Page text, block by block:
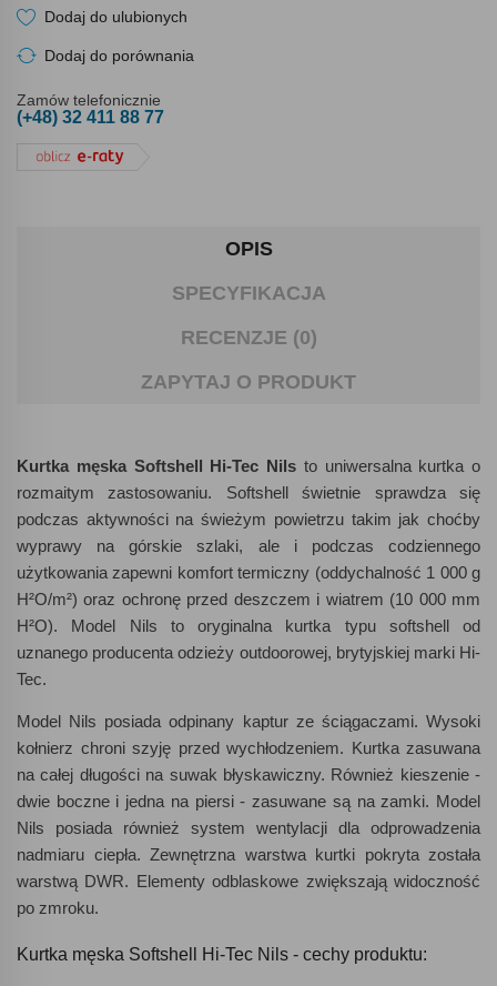
Dodaj do ulubionych
Dodaj do porównania
Zamów telefonicznie
(+48) 32 411 88 77
OPIS
SPECYFIKACJA
RECENZJE (0)
ZAPYTAJ O PRODUKT
Kurtka męska Softshell Hi-Tec Nils to uniwersalna kurtka o
rozmaitym zastosowaniu. Softshell świetnie sprawdza się
podczas aktywności na świeżym powietrzu takim jak choćby
wyprawy na górskie szlaki, ale i podczas codziennego
użytkowania zapewni komfort termiczny (oddychalność 1 000 g
H²O/m²) oraz ochronę przed deszczem i wiatrem (10 000 mm
H²O). Model Nils to oryginalna kurtka typu softshell od
uznanego producenta odzieży outdoorowej, brytyjskiej marki Hi-
Tec.
Model Nils posiada odpinany kaptur ze ściągaczami. Wysoki
kołnierz chroni szyję przed wychłodzeniem. Kurtka zasuwana
na całej długości na suwak błyskawiczny. Również kieszenie -
dwie boczne i jedna na piersi - zasuwane są na zamki. Model
Nils posiada również system wentylacji dla odprowadzenia
nadmiaru ciepła. Zewnętrzna warstwa kurtki pokryta została
warstwą DWR. Elementy odblaskowe zwiększają widoczność
po zmroku.
Kurtka męska Softshell Hi-Tec Nils - cechy produktu: